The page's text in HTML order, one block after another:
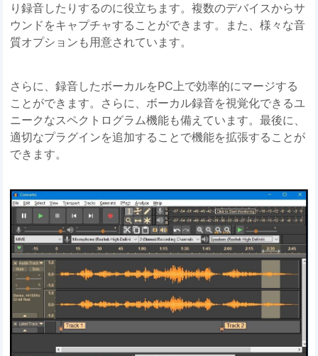
り録音したりするのに役立ちます。複数のデバイスからサ
ウンドをキャプチャすることができます。また、様々な音
質オプションも用意されています。
さらに、録音したボーカルをPC上で効率的にマージする
ことができます。さらに、ボーカル録音を視覚化できるユ
ニークなスペクトログラム機能も備えています。最後に、
適切なプラグインを追加することで機能を拡張することが
できます。